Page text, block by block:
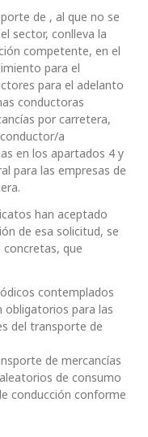
de , al que no se
sector, conlleva la
competente, en el
para el
para el adelanto
conductoras
por carretera,
a
en los apartados 4 y
para las empresas de
han aceptado
de esa solicitud, se
concretas, que
contemplados
obligatorios para las
del transporte de
de mercancías
de consumo
conducción conforme